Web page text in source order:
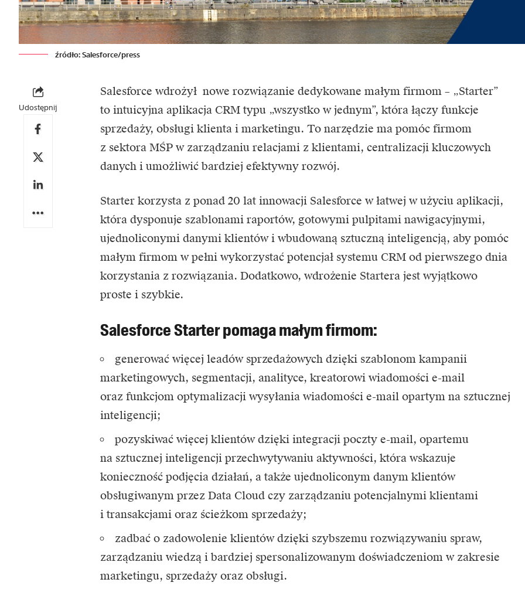
źródło: Salesforce/press
Udostępnij
Salesforce wdrożył nowe rozwiązanie dedykowane małym firmom – „Starter”
to intuicyjna aplikacja CRM typu „wszystko w jednym”, która łączy funkcje
sprzedaży, obsługi klienta i marketingu. To narzędzie ma pomóc firmom
z sektora MŚP w zarządzaniu relacjami z klientami, centralizacji kluczowych
danych i umożliwić bardziej efektywny rozwój.
Starter korzysta z ponad 20 lat innowacji Salesforce w łatwej w użyciu aplikacji,
która dysponuje szablonami raportów, gotowymi pulpitami nawigacyjnymi,
ujednoliconymi danymi klientów i wbudowaną sztuczną inteligencją, aby pomóc
małym firmom w pełni wykorzystać potencjał systemu CRM od pierwszego dnia
korzystania z rozwiązania. Dodatkowo, wdrożenie Startera jest wyjątkowo
proste i szybkie.
Salesforce Starter pomaga małym firmom:
generować więcej leadów sprzedażowych dzięki szablonom kampanii
marketingowych, segmentacji, analityce, kreatorowi wiadomości e-mail
oraz funkcjom optymalizacji wysyłania wiadomości e-mail opartym na sztucznej
inteligencji;
pozyskiwać więcej klientów dzięki integracji poczty e-mail, opartemu
na sztucznej inteligencji przechwytywaniu aktywności, która wskazuje
konieczność podjęcia działań, a także ujednoliconym danym klientów
obsługiwanym przez Data Cloud czy zarządzaniu potencjalnymi klientami
i transakcjami oraz ścieżkom sprzedaży;
zadbać o zadowolenie klientów dzięki szybszemu rozwiązywaniu spraw,
zarządzaniu wiedzą i bardziej spersonalizowanym doświadczeniom w zakresie
marketingu, sprzedaży oraz obsługi.